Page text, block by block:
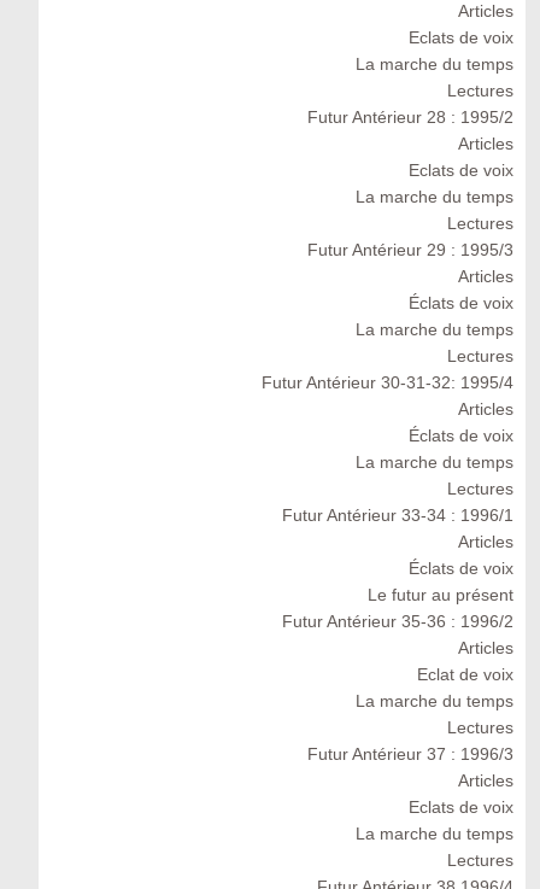
Articles
Eclats de voix
La marche du temps
Lectures
Futur Antérieur 28 : 1995/2
Articles
Eclats de voix
La marche du temps
Lectures
Futur Antérieur 29 : 1995/3
Articles
Éclats de voix
La marche du temps
Lectures
Futur Antérieur 30-31-32: 1995/4
Articles
Éclats de voix
La marche du temps
Lectures
Futur Antérieur 33-34 : 1996/1
Articles
Éclats de voix
Le futur au présent
Futur Antérieur 35-36 : 1996/2
Articles
Eclat de voix
La marche du temps
Lectures
Futur Antérieur 37 : 1996/3
Articles
Eclats de voix
La marche du temps
Lectures